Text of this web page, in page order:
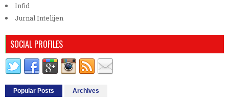
Infid
Jurnal Intelijen
SOCIAL PROFILES
Popular Posts Archives